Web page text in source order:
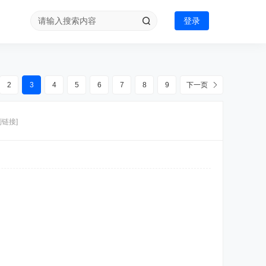
登录
2 3 4 5 6 7 8 9 下一页
链接]